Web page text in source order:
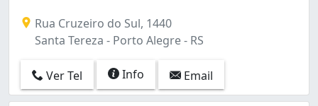
Rua Cruzeiro do Sul, 1440
Santa Tereza - Porto Alegre - RS
Ver Tel Info Email